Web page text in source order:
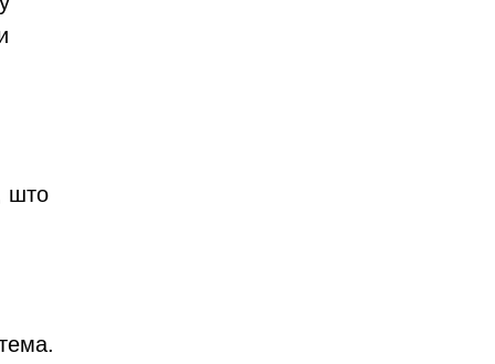
што